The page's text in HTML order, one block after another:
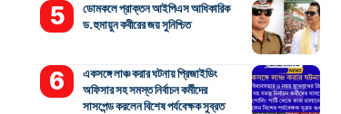
ডোমকলে প্রাক্তন আইপিএস আধিকারিক
ড. হুমায়ুন কবীরের জয় সুনিশ্চিত
একসঙ্গে লাঞ্চ করার ঘটনায় প্রিজাইডিং
অফিসার সহ সমস্ত নির্বাচন কর্মীদের
সাসপেন্ড করলেন বিশেষ পর্যবেক্ষক সুব্রত